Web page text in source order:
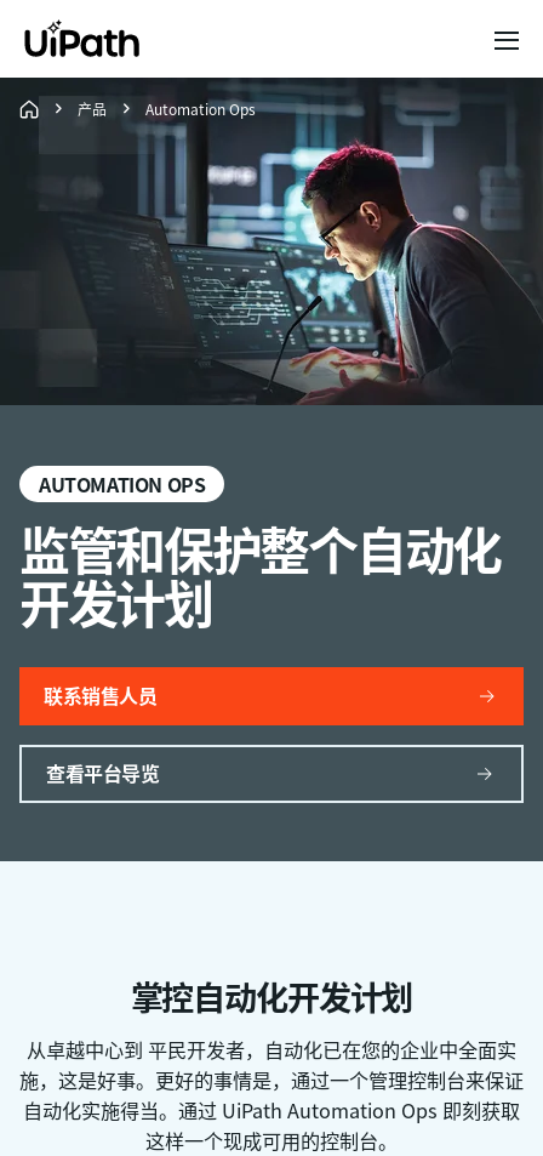
产品 Automation Ops
AUTOMATION OPS
监管和保护整个自动化
开发计划​
联系销售人员
查看平台导览
掌控自动化开发计划
从卓越中心到 平民开发者，自动化已在您的企业中全面实
施，这是好事。更好的事情是，通过一个管理控制台来保证
自动化实施得当。通过 UiPath Automation Ops 即刻获取
这样一个现成可用的控制台。